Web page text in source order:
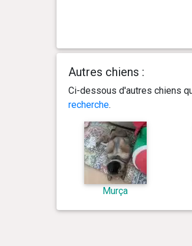
Autres chiens :
Ci-dessous d'autres chiens
recherche.
Murça